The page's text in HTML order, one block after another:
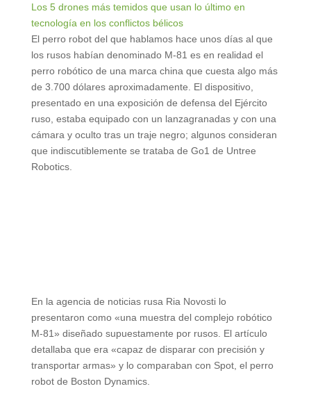
Los 5 drones más temidos que usan lo último en
tecnología en los conflictos bélicos
El perro robot del que hablamos hace unos días al que
los rusos habían denominado M-81 es en realidad el
perro robótico de una marca china que cuesta algo más
de 3.700 dólares aproximadamente. El dispositivo,
presentado en una exposición de defensa del Ejército
ruso, estaba equipado con un lanzagranadas y con una
cámara y oculto tras un traje negro; algunos consideran
que indiscutiblemente se trataba de Go1 de Untree
Robotics.
En la agencia de noticias rusa Ria Novosti lo
presentaron como «una muestra del complejo robótico
M-81» diseñado supuestamente por rusos. El artículo
detallaba que era «capaz de disparar con precisión y
transportar armas» y lo comparaban con Spot, el perro
robot de Boston Dynamics.